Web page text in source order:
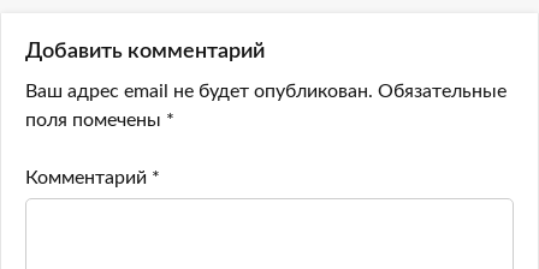
Добавить комментарий
Ваш адрес email не будет опубликован. Обязательные
поля помечены *
Комментарий *